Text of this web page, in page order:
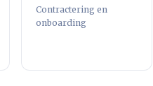
Contractering en
onboarding